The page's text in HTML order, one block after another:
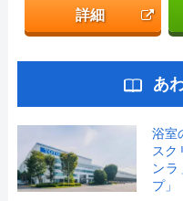
詳細
あ
浴室
スク
ン
プ」